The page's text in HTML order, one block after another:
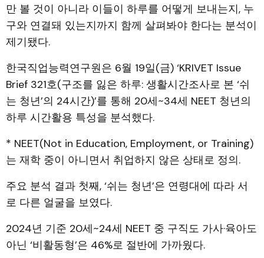
만 볼 것이 아니라 이들이 하루를 어떻게 보내는지, 누
구와 연결돼 있는지까지 함께 살펴봐야 한다는 분석이
제기됐다.
한국직업능력연구원은 6월 19일(금) ‘KRIVET Issue
Brief 321호(구조를 잃은 하루: 생활시간조사로 본 ‘쉬
는 청년’의 24시간)’를 통해 20세~34세 NEET 청년의
하루 시간활용 특성을 분석했다.
* NEET(Not in Education, Employment, or Training)
는 재학 중이 아니면서 취업하지 않은 상태로 정의.
주요 분석 결과 첫째, ‘쉬는 청년’은 연령대에 따라 서
로 다른 얼굴을 보였다.
2024년 기준 20세~24세 NEET 중 구직도 가사·육아도
아닌 ‘비활동형’은 46%로 절반에 가까웠다.